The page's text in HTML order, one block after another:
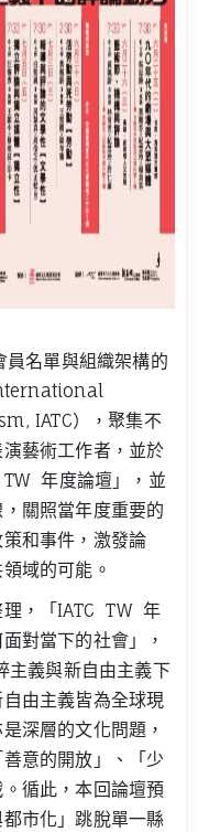
員名單與組織架構的
IATC），聚集不
藝術工作者，並於
年度論壇」，並
關照當年度重要的
和事件，激發論
域的可能。
理，「IATC TW 年
對當下的社會」，
主義與新自由主義下
由主義皆為全球現
深層的文化問題，
意的開放」、「少
循此，本回論壇預
市化」跳脫單一縣